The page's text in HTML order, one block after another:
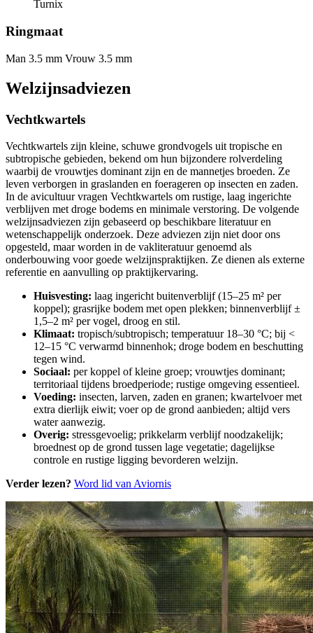
Turnix
Ringmaat
Man 3.5 mm Vrouw 3.5 mm
Welzijnsadviezen
Vechtkwartels
Vechtkwartels zijn kleine, schuwe grondvogels uit tropische en
subtropische gebieden, bekend om hun bijzondere rolverdeling
waarbij de vrouwtjes dominant zijn en de mannetjes broeden. Ze
leven verborgen in graslanden en foerageren op insecten en zaden.
In de avicultuur vragen Vechtkwartels om rustige, laag ingerichte
verblijven met droge bodems en minimale verstoring. De volgende
welzijnsadviezen zijn gebaseerd op beschikbare literatuur en
wetenschappelijk onderzoek. Deze adviezen zijn niet door ons
opgesteld, maar worden in de vakliteratuur genoemd als
onderbouwing voor goede welzijnspraktijken. Ze dienen als externe
referentie en aanvulling op praktijkervaring.
Huisvesting: laag ingericht buitenverblijf (15–25 m² per
koppel); grasrijke bodem met open plekken; binnenverblijf ±
1,5–2 m² per vogel, droog en stil.
Klimaat: tropisch/subtropisch; temperatuur 18–30 °C; bij <
12–15 °C verwarmd binnenhok; droge bodem en beschutting
tegen wind.
Sociaal: per koppel of kleine groep; vrouwtjes dominant;
territoriaal tijdens broedperiode; rustige omgeving essentieel.
Voeding: insecten, larven, zaden en granen; kwartelvoer met
extra dierlijk eiwit; voer op de grond aanbieden; altijd vers
water aanwezig.
Overig: stressgevoelig; prikkelarm verblijf noodzakelijk;
broednest op de grond tussen lage vegetatie; dagelijkse
controle en rustige ligging bevorderen welzijn.
Verder lezen? Word lid van Aviornis